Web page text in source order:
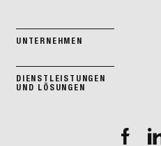
UNTERNEHMEN
DIENSTLEISTUNGEN
UND LÖSUNGEN